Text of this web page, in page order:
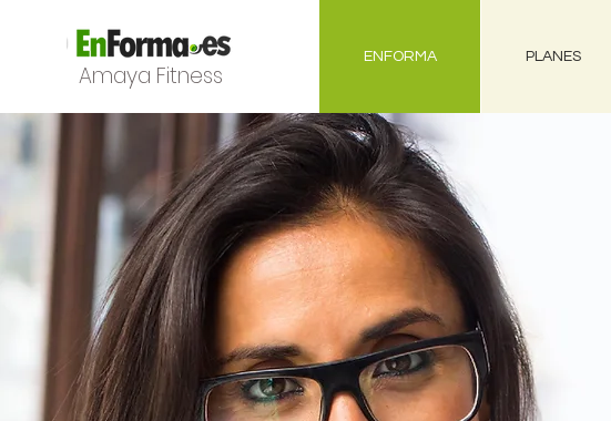
Amaya Fitness
ENFORMA PLANES